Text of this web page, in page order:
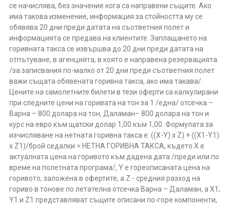
се начислява, без значение кога са направени същите. Ако
има такова изменение, информация за стойността му се
обявява 20 дни преди датата на съответния полет и
информацията се предава на клиентите. Заплащането на
горивната такса се извършва до 20 дни преди датата на
отпътуване, в агенцията, в която е направена резервацията
/за записвания по-малко от 20 дни преди съответния полет
важи същата обявената горивна такса, ако има такава/.
Цените на самолетните билети в тези оферти са калкулирани
при следните цени на горивата на тон за 1 /една/ отсечка –
Варна – 800 долара на тон, Даламан– 800 долара на тон и
курс на евро към щатски долар 1,00 към 1,00. Формулата за
изчисляване на нетната горивна такса е: ((X-Y) x Z) + ((X1-Y1)
x Z1)/брой седалки = НЕТНА ГОРИВНА ТАКСА, където X е
актуалната цена на горивото към дадена дата /преди или по
време на полетната програма/, Y е гореописаната цена на
горивото, заложена в офертите, а Z - средния разход на
гориво в тонове по летателна отсечка Варна – Даламан, а X1,
Y1 и Z1 представляват същите описани по-горе компоненти,